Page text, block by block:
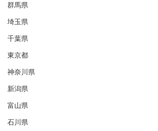
群馬県
埼玉県
千葉県
東京都
神奈川県
新潟県
富山県
石川県